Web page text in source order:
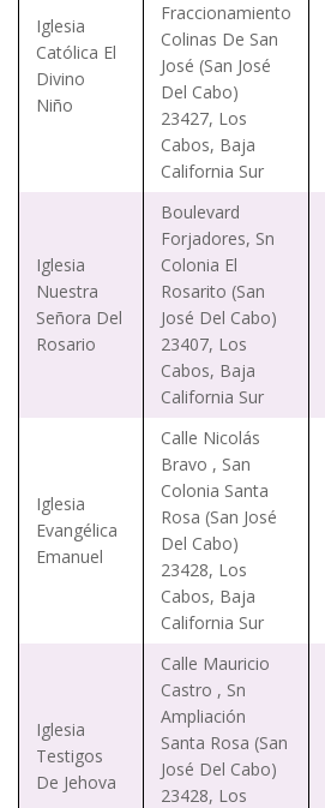
Iglesia
Católica El
Divino
Niño
Fraccionamiento
Colinas De San
José (San José
Del Cabo)
23427, Los
Cabos, Baja
California Sur
Iglesia
Nuestra
Señora Del
Rosario
Boulevard
Forjadores, Sn
Colonia El
Rosarito (San
José Del Cabo)
23407, Los
Cabos, Baja
California Sur
Iglesia
Evangélica
Emanuel
Calle Nicolás
Bravo , San
Colonia Santa
Rosa (San José
Del Cabo)
23428, Los
Cabos, Baja
California Sur
Iglesia
Testigos
De Jehova
Calle Mauricio
Castro , Sn
Ampliación
Santa Rosa (San
José Del Cabo)
23428, Los